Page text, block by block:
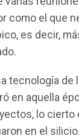
como el que
es decir,
tecnologí­a
en aquella
lo cierto
en el